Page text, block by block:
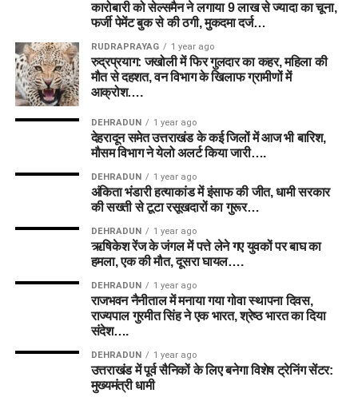
कारोबारी को सेल्समैन ने लगाया 9 लाख से ज्यादा का चूना,
फर्जी पेमेंट बुक से की ठगी, मुकदमा दर्ज…
RUDRAPRAYAG 1 year ago
रुद्रप्रयाग: जखोली में फिर गुलदार का कहर, महिला की
मौत से दहशत, वन विभाग के खिलाफ ग्रामीणों में
आक्रोश….
DEHRADUN 1 year ago
देहरादून समेत उत्तराखंड के कई जिलों में आज भी बारिश,
मौसम विभाग ने येलो अलर्ट किया जारी….
DEHRADUN 1 year ago
अंकिता भंडारी हत्याकांड में इंसाफ की जीत, धामी सरकार
की सख्ती से टूटा रसूखदारों का गुरूर…
DEHRADUN 1 year ago
ऋषिकेश रेंज के जंगल में पत्ते लेने गए युवकों पर बाघ का
हमला, एक की मौत, दूसरा घायल….
DEHRADUN 1 year ago
राजभवन नैनीताल में मनाया गया गोवा स्थापना दिवस,
राज्यपाल गुरमीत सिंह ने एक भारत, श्रेष्ठ भारत का दिया
संदेश….
DEHRADUN 1 year ago
उत्तराखंड में पूर्व सैनिकों के लिए बनेगा विशेष ट्रेनिंग सेंटर:
मुख्यमंत्री धामी